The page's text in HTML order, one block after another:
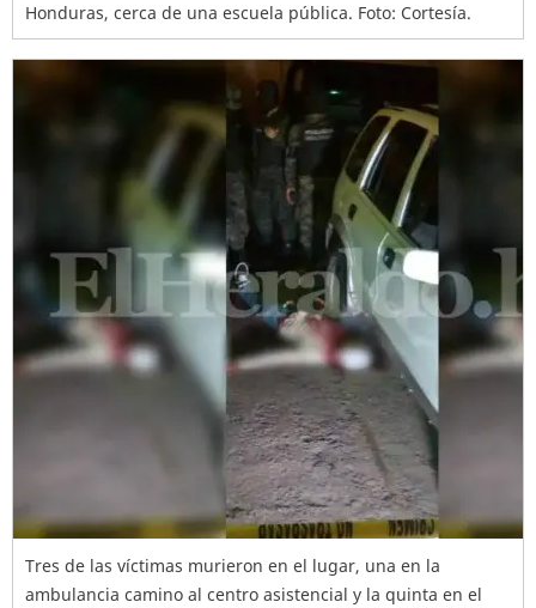
Honduras, cerca de una escuela pública. Foto: Cortesía.
Tres de las víctimas murieron en el lugar, una en la
ambulancia camino al centro asistencial y la quinta en el